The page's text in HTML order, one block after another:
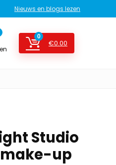
Nieuws en blogs lezen
0
€0.00
Studio
make-up